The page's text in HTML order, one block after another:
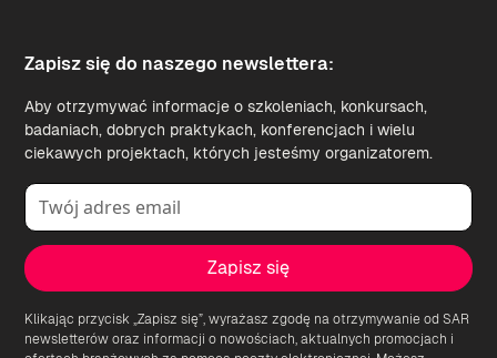
Zapisz się do naszego newslettera:
Aby otrzymywać informacje o szkoleniach, konkursach,
badaniach, dobrych praktykach, konferencjach i wielu
ciekawych projektach, których jesteśmy organizatorem.
Klikając przycisk „Zapisz się”, wyrażasz zgodę na otrzymywanie od SAR
newsletterów oraz informacji o nowościach, aktualnych promocjach i